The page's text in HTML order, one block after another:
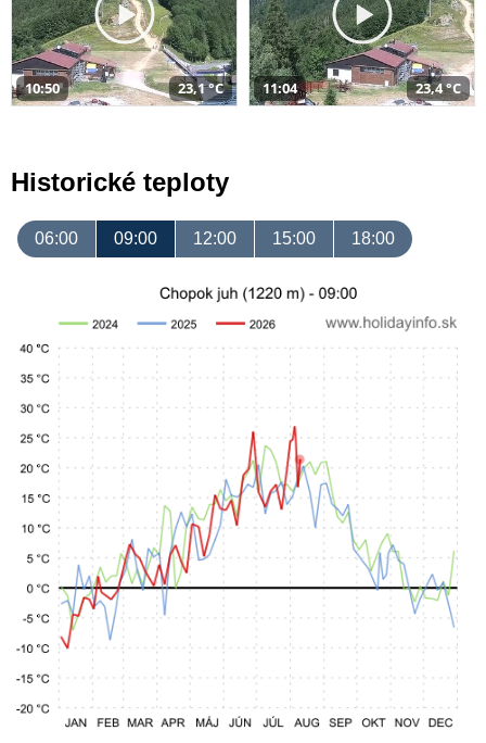
10:50 23,1 °C 11:04 23,4 °C
Historické teploty
06:00 09:00 12:00 15:00 18:00